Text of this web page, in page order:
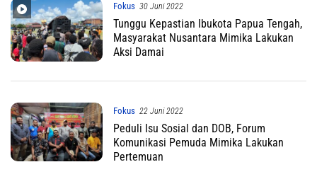
Fokus 30 Juni 2022
Tunggu Kepastian Ibukota Papua Tengah,
Masyarakat Nusantara Mimika Lakukan
Aksi Damai
Fokus 22 Juni 2022
Peduli Isu Sosial dan DOB, Forum
Komunikasi Pemuda Mimika Lakukan
Pertemuan